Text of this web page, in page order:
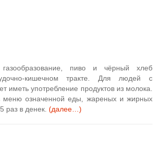
пиво и чёрный хлеб
кишечном тракте. Для людей с
иметь употребление продуктов из молока.
в меню означенной еды, жареных и жирных
раз в денек. (далее…)